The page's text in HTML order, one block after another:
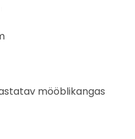
mööblikangas